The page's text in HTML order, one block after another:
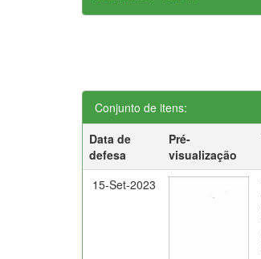
Conjunto de itens:
Data de
defesa
Pré-
visualização
15-Set-2023